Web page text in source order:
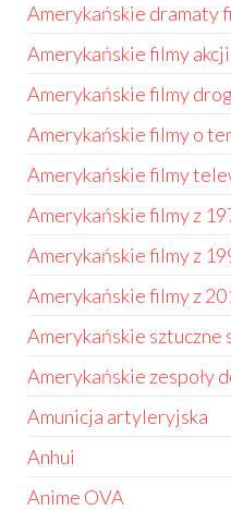
Amerykańskie dramaty
Amerykańskie filmy akcji
Amerykańskie filmy
Amerykańskie filmy o
Amerykańskie filmy
Amerykańskie filmy z
Amerykańskie filmy z
Amerykańskie filmy z
Amerykańskie
Amerykańskie zespoły
Amunicja artyleryjska
Anhui
Anime OVA